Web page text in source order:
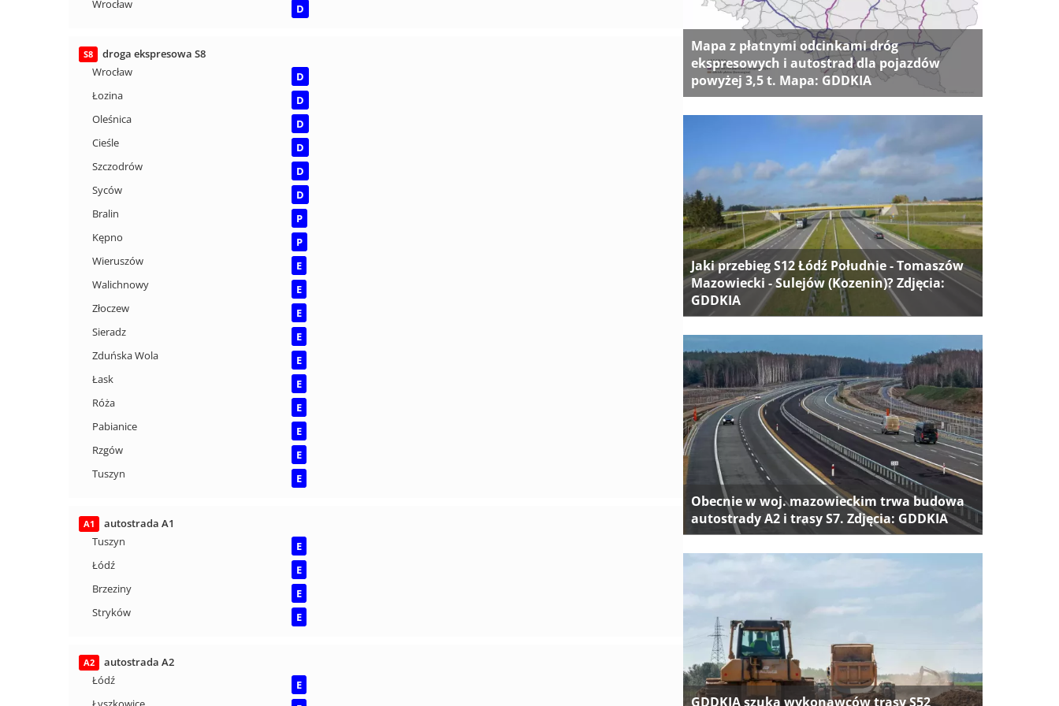
Wrocław D
S8
droga ekspresowa S8
Wrocław
D
Łozina
D
Oleśnica
D
Cieśle
D
Szczodrów
D
Syców
D
Bralin
P
Kępno
P
Wieruszów
E
Walichnowy
E
Złoczew
E
Sieradz
E
Zduńska Wola
E
Łask
E
Róża
E
Pabianice
E
Rzgów
E
Tuszyn
E
A1
autostrada A1
Tuszyn
E
Łódź
E
Brzeziny
E
Stryków
E
A2
autostrada A2
Łódź
E
Mapa z płatnymi odcinkami dróg
ekspresowych i autostrad dla pojazdów
powyżej 3,5 t. Mapa: GDDKIA
Jaki przebieg S12 Łódź Południe - Tomaszów
Mazowiecki - Sulejów (Kozenin)? Zdjęcia:
GDDKIA
Obecnie w woj. mazowieckim trwa budowa
autostrady A2 i trasy S7. Zdjęcia: GDDKIA
GDDKIA szuka wykonawców trasy S52